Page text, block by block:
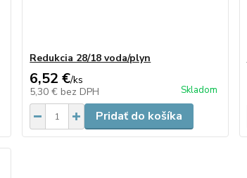
Redukcia 28/18 voda/plyn
6,52 €/ks
5,30 € bez DPH Skladom
Pridať do košíka